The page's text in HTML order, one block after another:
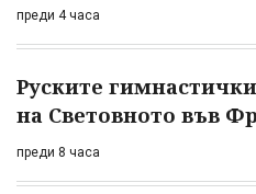
преди 4 часа
Руските
на Световното във
преди 8 часа